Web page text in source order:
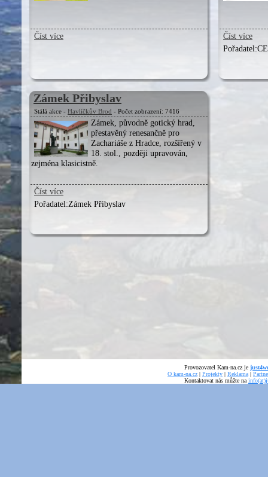
Číst více
Číst více
Pořadatel:
Zámek Přibyslav
Stálá akce - Havlíčkův Brod - Počet zobrazení: 7416
Zámek, původně gotický hrad,
přestavěný renesančně pro
Zachariáše z Hradce, rozšířený v
18. stol., později upravován,
zejména klasicistně.
Číst více
Pořadatel:Zámek Přibyslav
Provozovatel Kam-na.cz je
O kam-na.cz | Projekty | Reklama |
Kontaktovat nás můžte na